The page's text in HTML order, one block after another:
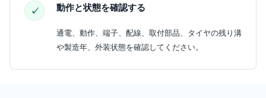
動作と状態を確認する
通電、動作、端子、配線、取付部品、タイヤの残り溝
や製造年、外装状態を確認してください。